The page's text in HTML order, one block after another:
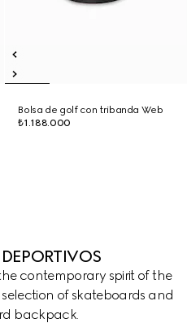
Bolsa de golf con tribanda Web
₺1.188.000
contemporary spirit of the
of skateboards and
backpack.